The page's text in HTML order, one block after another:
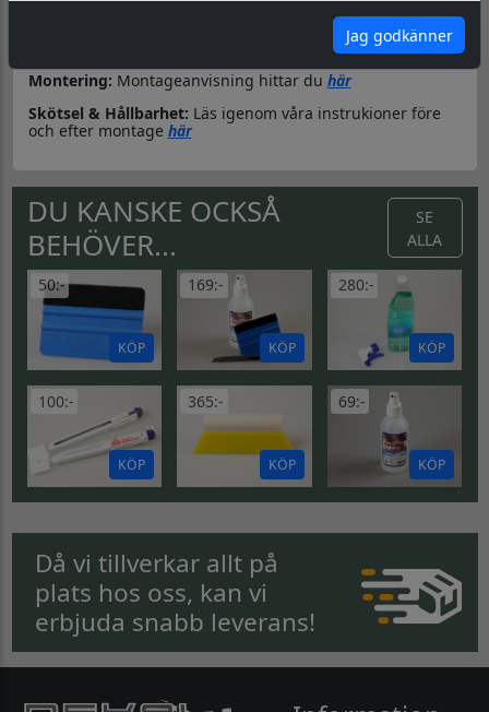
Jag godkänner
appliceringstape över som håller ihop dekalen, och
underlättar monteringen. Appliceringstapen tas bort efter
montering, och kvar sitter då endast dekalen.
Montering: Montageanvisning hittar du här
Skötsel & Hållbarhet: Läs igenom våra instrukioner före
och efter montage här
DU KANSKE OCKSÅ
BEHÖVER...
SE
ALLA
50:-
KÖP
169:-
KÖP
280:-
KÖP
100:-
KÖP
365:-
KÖP
69:-
KÖP
Då vi tillverkar allt på
plats hos oss, kan vi
erbjuda snabb leverans!